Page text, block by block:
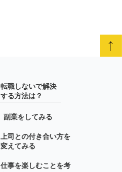
転職しないで解決
する方法は？
副業をしてみる
上司との付き合い方を
変えてみる
仕事を楽しむことを考